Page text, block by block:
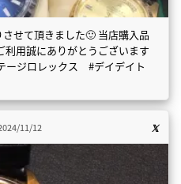
せて頂きました🙂 当店購入品
用誠にありがとうございます
ージロレックス #デイデイト
11/12